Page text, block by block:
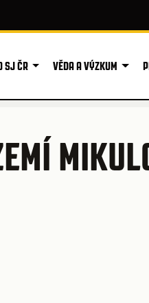
SJ ČR VĚDA A VÝZKUM